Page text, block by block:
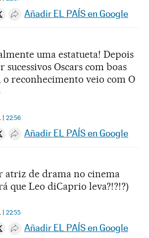
en Whatsapp
en Facebook
Compartir en Twitter
Desplegar Redes Sociales
Añadir EL PAÍS en Google
uma estatueta! Depois
sucessivos Oscars com boas
o reconhecimento veio com O
22:56
en Whatsapp
en Facebook
Compartir en Twitter
Desplegar Redes Sociales
Añadir EL PAÍS en Google
atriz de drama no cinema
que Leo diCaprio leva?!?!?)
22:55
en Whatsapp
en Facebook
Compartir en Twitter
Desplegar Redes Sociales
Añadir EL PAÍS en Google